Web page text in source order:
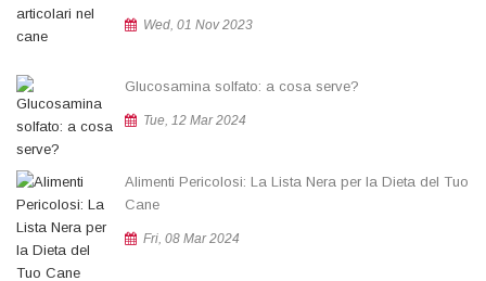
Wed, 01 Nov 2023
Glucosamina solfato: a cosa serve?
Tue, 12 Mar 2024
Alimenti Pericolosi: La Lista Nera per la Dieta del Tuo
Cane
Fri, 08 Mar 2024